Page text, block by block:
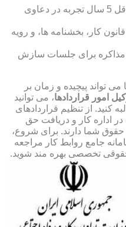
: وکیلی با حداقل 5 سال تجربه در دعاوی
کار، بخشنامه ها، و رویه
مذاکره برای جلسات سازش
تواند پیچیده و زمان بر
امور قراردادها، می توانید
کنید. از تنظیم قراردادهای
اداره کار و دریافت حق
حقوق شما دارند. برای شروع،
جامع روابط کار مراجعه
تخصصی بهره مند شوید.